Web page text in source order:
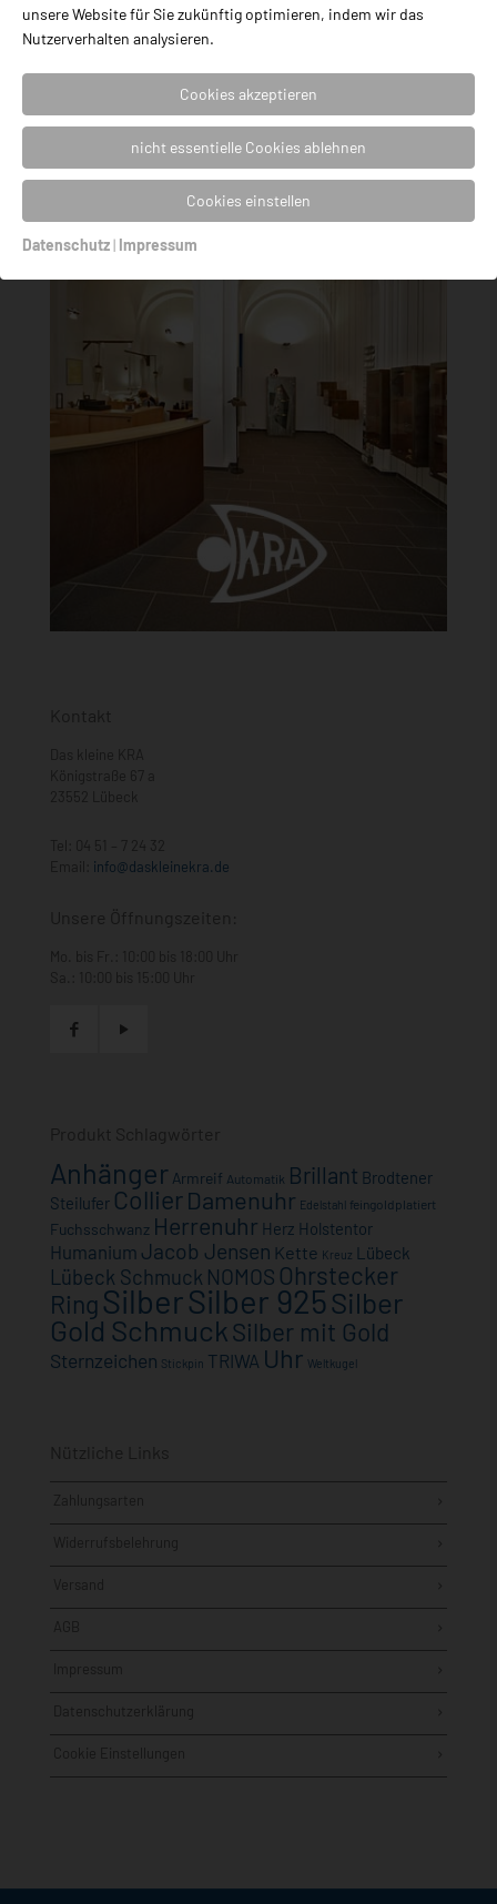
info@daskleinekra.de
Anhänger Armreif Automatik Brillant Brodtener
Steilufer CollierDamenuhr Edelstahl feingoldplatiert
Fuchsschwanz Herrenuhr Herz Holstentor
Humanium Jacob Jensen Kette Kreuz Lübeck
Lübeck Schmuck NOMOS Ohrstecker
Ring SilberSilber 925Silber
Gold Schmuck Silber mit Gold
Sternzeichen Stickpin TRIWA Uhr Weltkugel
unsere Website für Sie zukünftig optimieren, indem wir das
Nutzerverhalten analysieren.
Cookies akzeptieren
nicht essentielle Cookies ablehnen
Cookies einstellen
Datenschutz| Impressum